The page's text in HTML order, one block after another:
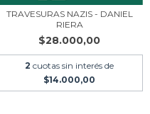
TRAVESURAS NAZIS - DANIEL
RIERA
$28.000,00
2 cuotas sin interés de
$14.000,00